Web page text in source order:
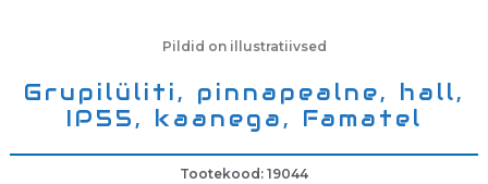
Grupilüliti, pinnapealne, hall,
IP55, kaanega, Famatel
Tootekood: 19044
Pildid on illustratiivsed